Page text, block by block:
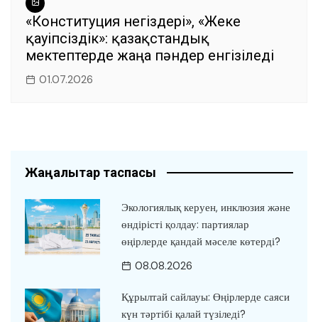
«Конституция негіздері», «Жеке
қауіпсіздік»: қазақстандық
мектептерде жаңа пәндер енгізіледі
01.07.2026
Жаңалықтар таспасы
Экологиялық керуен, инклюзия және
өндірісті қолдау: партиялар
өңірлерде қандай мәселе көтерді?
08.08.2026
Құрылтай сайлауы: Өңірлерде саяси
күн тәртібі қалай түзіледі?